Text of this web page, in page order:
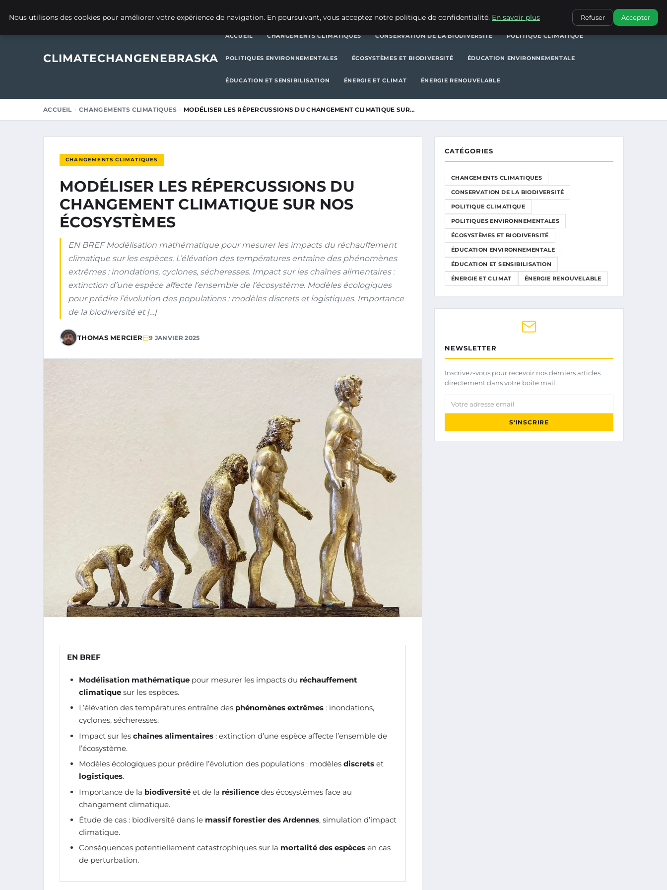
POLITIQUES ENVIRONNEMENTALES
CLIMATECHANGENEBRASKA
ACCUEIL CHANGEMENTS CLIMATIQUES CONSERVATION DE LA BIODIVERSITÉ POLITIQUE CLIMATIQUE
POLITIQUES ENVIRONNEMENTALES ÉCOSYSTÈMES ET BIODIVERSITÉ ÉDUCATION ENVIRONNEMENTALE
ÉDUCATION ET SENSIBILISATION ÉNERGIE ET CLIMAT ÉNERGIE RENOUVELABLE
ACCUEIL CHANGEMENTS CLIMATIQUES MODÉLISER LES RÉPERCUSSIONS DU CHANGEMENT CLIMATIQUE SUR…
CHANGEMENTS CLIMATIQUES
MODÉLISER LES RÉPERCUSSIONS DU
CHANGEMENT CLIMATIQUE SUR NOS
ÉCOSYSTÈMES
EN BREF Modélisation mathématique pour mesurer les impacts du réchauffement
climatique sur les espèces. L’élévation des températures entraîne des phénomènes
extrêmes : inondations, cyclones, sécheresses. Impact sur les chaînes alimentaires :
extinction d’une espèce affecte l’ensemble de l’écosystème. Modèles écologiques
pour prédire l’évolution des populations : modèles discrets et logistiques. Importance
de la biodiversité et […]
THOMAS MERCIER 9 JANVIER 2025
EN BREF
Modélisation mathématique pour mesurer les impacts du réchauffement
climatique sur les espèces.
L’élévation des températures entraîne des phénomènes extrêmes : inondations,
cyclones, sécheresses.
Impact sur les chaînes alimentaires : extinction d’une espèce affecte l’ensemble de
l’écosystème.
Modèles écologiques pour prédire l’évolution des populations : modèles discrets et
logistiques.
Importance de la biodiversité et de la résilience des écosystèmes face au
changement climatique.
Étude de cas : biodiversité dans le massif forestier des Ardennes, simulation d’impact
climatique.
Conséquences potentiellement catastrophiques sur la mortalité des espèces en cas
de perturbation.
CATÉGORIES
CHANGEMENTS CLIMATIQUES
CONSERVATION DE LA BIODIVERSITÉ
POLITIQUE CLIMATIQUE
POLITIQUES ENVIRONNEMENTALES
ÉCOSYSTÈMES ET BIODIVERSITÉ
ÉDUCATION ENVIRONNEMENTALE
ÉDUCATION ET SENSIBILISATION
ÉNERGIE ET CLIMAT ÉNERGIE RENOUVELABLE
NEWSLETTER
Inscrivez-vous pour recevoir nos derniers articles
directement dans votre boîte mail.
Votre adresse email
S'INSCRIRE
Nous utilisons des cookies pour améliorer votre expérience de navigation. En poursuivant, vous acceptez notre politique de confidentialité. En savoir plus Refuser Accepter